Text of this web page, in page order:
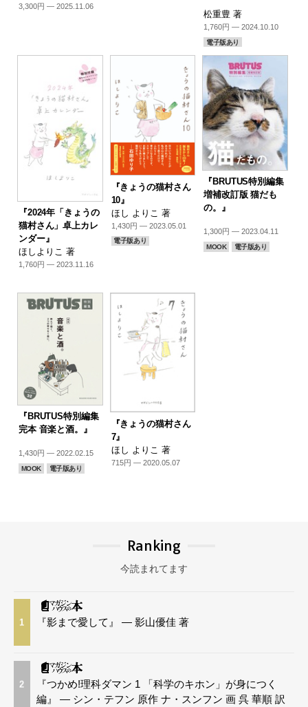
3,300円 — 2025.11.06
松重豊 著
1,760円 — 2024.10.10
電子版あり
『2024年「きょうの
猫村さん」卓上カレ
ンダー』
ほしよりこ 著
1,760円 — 2023.11.16
『きょうの猫村さん
10』
ほし よりこ 著
1,430円 — 2023.05.01
電子版あり
『BRUTUS特別編集
増補改訂版 猫だも
の。』
1,300円 — 2023.04.11
MOOK 電子版あり
『BRUTUS特別編集
完本 音楽と酒。』
1,430円 — 2022.02.15
MOOK 電子版あり
『きょうの猫村さん
7』
ほし よりこ 著
715円 — 2020.05.07
Ranking
今読まれてます
1 『影まで愛して』 — 影山優佳 著
2
『つかめ!理科ダマン 1 「科学のキホン」が身につく
編』 — シン・テフン 原作 ナ・スンフン 画 呉 華順 訳